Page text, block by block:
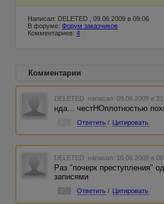
Написал: DELETED , 09.06.2009 в 09:06
В форуме: Форум заказчиков
Комментариев: 4
Комментарии
DELETED написал 09.06.2009 в
нда... честНОплотностью
Ответить / Цитировать
DELETED написал 10.06.2009 в
Раз "почерк преступления"
записями
#2 Ответить / Цитировать